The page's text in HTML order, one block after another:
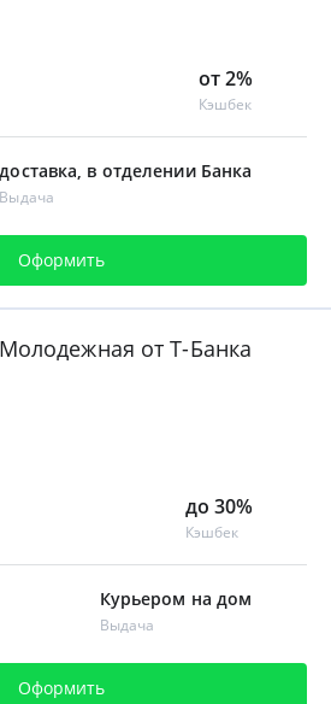
от 2%
Кэшбек
доставка, в отделении Банка
Выдача
Оформить
от Т-Банка
до 30%
Кэшбек
Курьером на дом
Выдача
Оформить